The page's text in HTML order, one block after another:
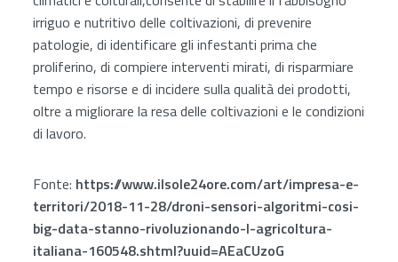
irriguo e nutritivo delle coltivazioni, di prevenire
patologie, di identificare gli infestanti prima che
proliferino, di compiere interventi mirati, di risparmiare
tempo e risorse e di incidere sulla qualità dei prodotti,
oltre a migliorare la resa delle coltivazioni e le condizioni
di lavoro.
Fonte: https://www.ilsole24ore.com/art/impresa-e-
territori/2018-11-28/droni-sensori-algoritmi-cosi-
big-data-stanno-rivoluzionando-l-agricoltura-
italiana-160548.shtml?uuid=AEaCUzoG